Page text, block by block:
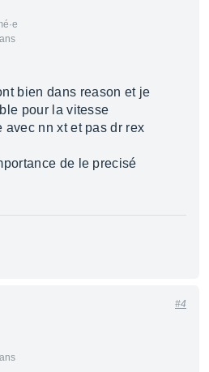
bien dans reason et je
pour la vitesse
avec nn xt et pas dr rex
de le precisé
#4